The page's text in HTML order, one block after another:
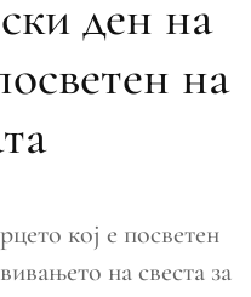
ден на
на
кој е посветен
на свеста за